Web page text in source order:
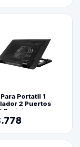
Portatil 1
2 Puertos
Posiciones